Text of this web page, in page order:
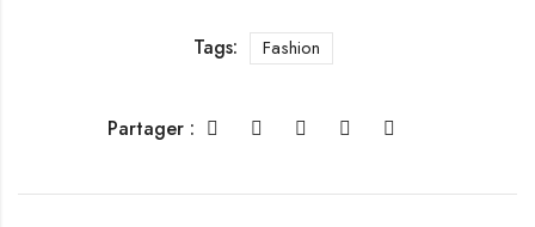
Tags: Fashion
Partager :